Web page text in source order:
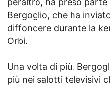
Bergoglio, che ha
diffondere durante la
Orbi.
Una volta di più,
più nei salotti televisivi